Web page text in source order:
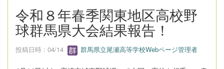
令和８年春季関東地区高校野
球群馬県大会結果報告！
投稿日時 : 04/14 群馬県立尾瀬高等学校Webページ管理者